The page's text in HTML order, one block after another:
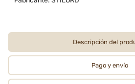
Descripción del
Pago y envío